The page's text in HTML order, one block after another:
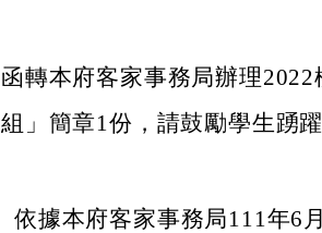
函轉本府客家事務局辦理
組」簡章1份，請鼓勵學生踴
依據本府客家事務局111年6